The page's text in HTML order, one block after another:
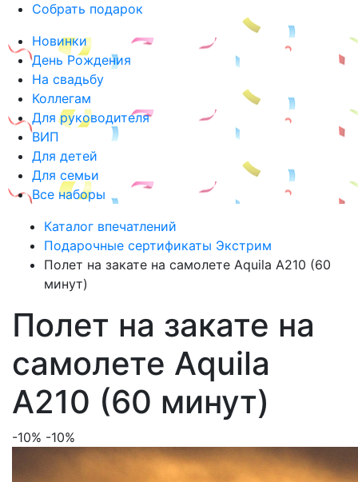
Собрать подарок
Новинки
День Рождения
На свадьбу
Коллегам
Для руководителя
ВИП
Для детей
Для семьи
Все наборы
Каталог впечатлений
Подарочные сертификаты Экстрим
Полет на закате на самолете Aquila A210 (60
минут)
Полет на закате на
самолете Aquila
A210 (60 минут)
-10% -10%